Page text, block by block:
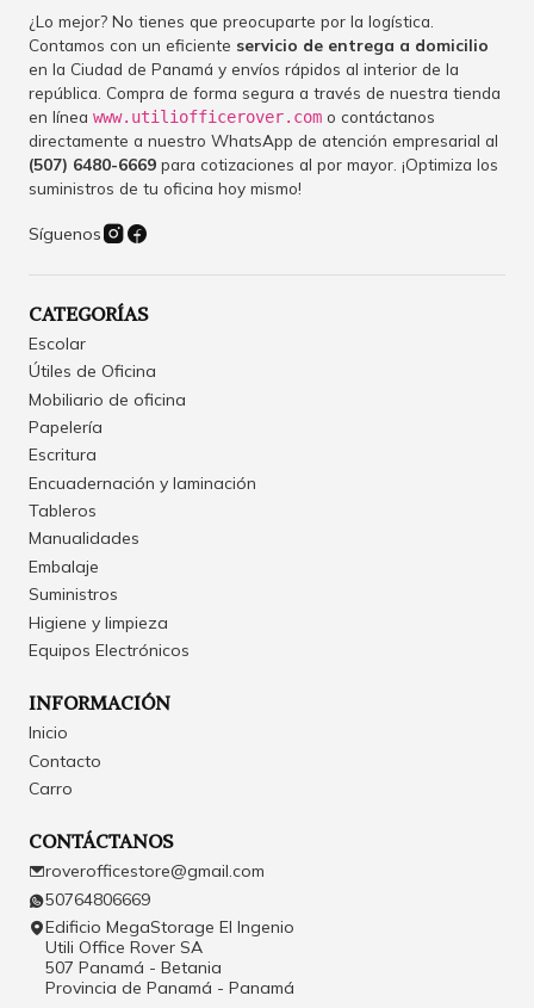
¿Lo mejor? No tienes que preocuparte por la logística.
Contamos con un eficiente servicio de entrega a domicilio
en la Ciudad de Panamá y envíos rápidos al interior de la
república. Compra de forma segura a través de nuestra tienda
en línea www.utiliofficerover.com o contáctanos
directamente a nuestro WhatsApp de atención empresarial al
(507) 6480-6669 para cotizaciones al por mayor. ¡Optimiza los
suministros de tu oficina hoy mismo!
Síguenos
CATEGORÍAS
Escolar
Útiles de Oficina
Mobiliario de oficina
Papelería
Escritura
Encuadernación y laminación
Tableros
Manualidades
Embalaje
Suministros
Higiene y limpieza
Equipos Electrónicos
INFORMACIÓN
Inicio
Contacto
Carro
CONTÁCTANOS
roverofficestore@gmail.com
50764806669
Edificio MegaStorage El Ingenio
Utili Office Rover SA
507 Panamá - Betania
Provincia de Panamá - Panamá